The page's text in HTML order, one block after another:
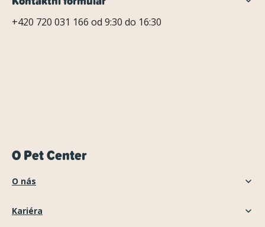
+420 720 031 166 od 9:30 do 16:30
O Pet Center
O nás
Kariéra